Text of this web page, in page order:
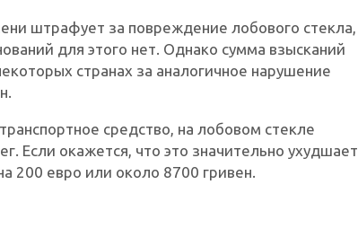
штрафует за повреждение лобового стекла,
для этого нет. Однако сумма взысканий
странах за аналогичное нарушение
средство, на лобовом стекле
Если окажется, что это значительно ухудшает
200 евро или около 8700 гривен.